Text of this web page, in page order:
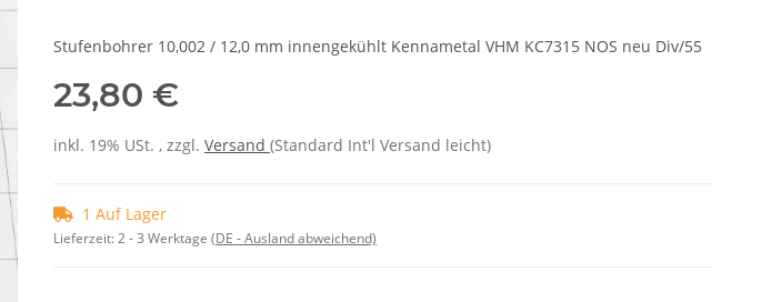
Stufenbohrer 10,002 / 12,0 mm innengekühlt Kennametal VHM KC7315 NOS neu Div/55
23,80 €
inkl. 19% USt. , zzgl. Versand (Standard Int'l Versand leicht)
1 Auf Lager
Lieferzeit:2 - 3 Werktage (DE - Ausland abweichend)